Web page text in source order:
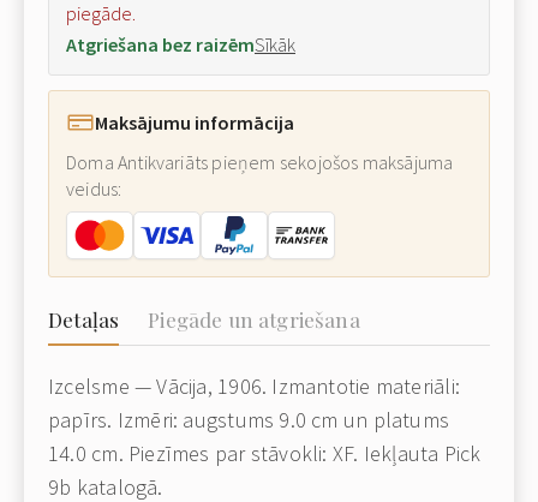
piegāde.
Atgriešana bez raizēmSīkāk
Maksājumu informācija
Doma Antikvariāts pieņem sekojošos maksājuma
veidus:
Detaļas Piegāde un atgriešana
Izcelsme — Vācija, 1906. Izmantotie materiāli:
papīrs. Izmēri: augstums 9.0 cm un platums
14.0 cm. Piezīmes par stāvokli: XF. Iekļauta Pick
9b katalogā.